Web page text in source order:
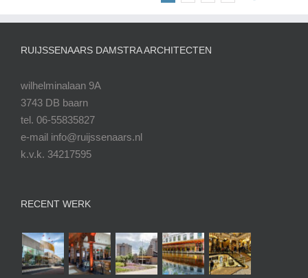
RUIJSSENAARS DAMSTRA ARCHITECTEN
wilhelminalaan 9A
3743 DB baarn
tel. 06-55835827
e-mail info@ruijssenaars.nl
k.v.k. 34217595
RECENT WERK